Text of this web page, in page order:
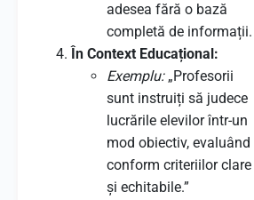
adesea fără o bază
completă de informații.
În Context Educațional:
Exemplu:„Profesorii
sunt instruiți să judece
lucrările elevilor într-un
mod obiectiv, evaluând
conform criteriilor clare
și echitabile.”